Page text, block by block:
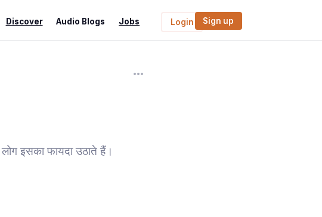
Discover Audio Blogs Jobs Login Sign up
लोग इसका फायदा उठाते हैं।